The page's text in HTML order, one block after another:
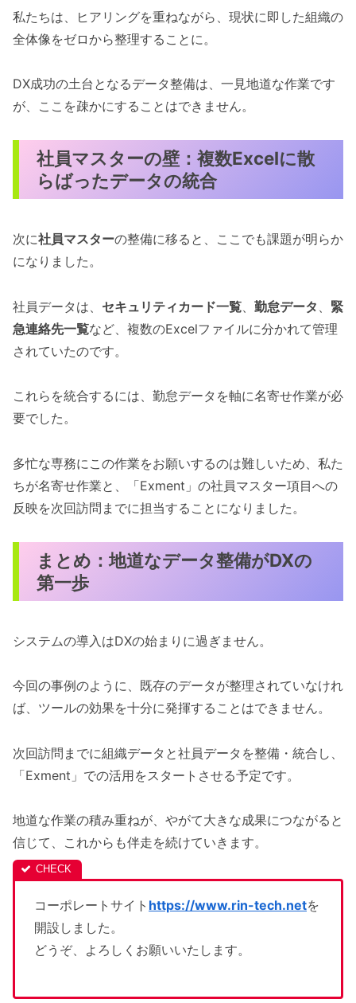
私たちは、ヒアリングを重ねながら、現状に即した組織の
全体像をゼロから整理することに。
DX成功の土台となるデータ整備は、一見地道な作業です
が、ここを疎かにすることはできません。
社員マスターの壁：複数Excelに散
らばったデータの統合
次に社員マスターの整備に移ると、ここでも課題が明らか
になりました。
社員データは、 セキュリティカード一覧、 勤怠データ 、 緊
急連絡先一覧など、複数のExcelファイルに分かれて管理
されていたのです。
これらを統合するには、勤怠データを軸に名寄せ作業が必
要でした。
多忙な専務にこの作業をお願いするのは難しいため、私た
ちが名寄せ作業と、「Exment」の社員マスター項目への
反映を次回訪問までに担当することになりました。
まとめ：地道なデータ整備がDXの
第一歩
システムの導入はDXの始まりに過ぎません。
今回の事例のように、既存のデータが整理されていなけれ
ば、ツールの効果を十分に発揮することはできません。
次回訪問までに組織データと社員データを整備・統合し、
「Exment」での活用をスタートさせる予定です。
地道な作業の積み重ねが、やがて大きな成果につながると
信じて、これからも伴走を続けていきます。
コーポレートサイト https://www.rin-tech.netを
開設しました。
どうぞ、よろしくお願いいたします。